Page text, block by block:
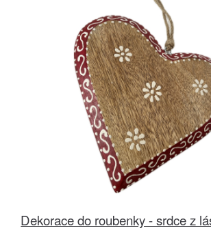
Dekorace do roubenky - srdce z